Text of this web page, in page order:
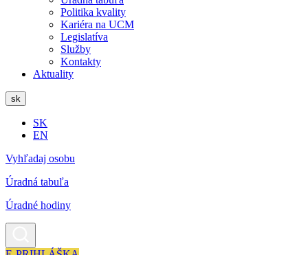
Politika kvality
Kariéra na UCM
Legislatíva
Služby
Kontakty
Aktuality
sk
SK
EN
Vyhľadaj osobu
Úradná tabuľa
Úradné hodiny